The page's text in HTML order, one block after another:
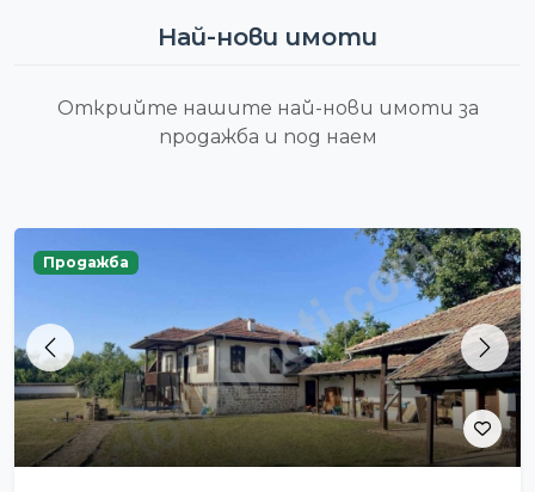
Най-нови имоти
Открийте нашите най-нови имоти за
продажба и под наем
Previous Next
Продажба